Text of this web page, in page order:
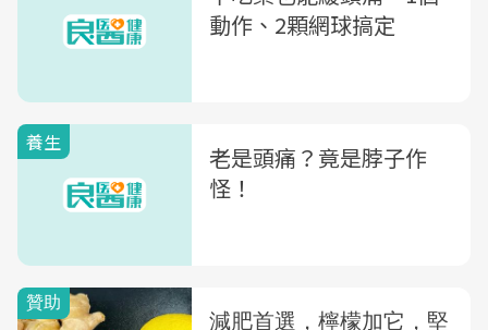
動作、2顆網球搞定
養生
老是頭痛？竟是脖子作
怪！